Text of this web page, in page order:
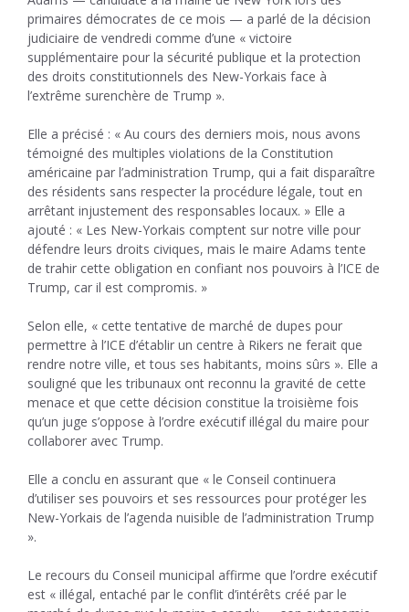
primaires démocrates de ce mois — a parlé de la décision
judiciaire de vendredi comme d’une « victoire
supplémentaire pour la sécurité publique et la protection
des droits constitutionnels des New-Yorkais face à
l’extrême surenchère de Trump ».
Elle a précisé : « Au cours des derniers mois, nous avons
témoigné des multiples violations de la Constitution
américaine par l’administration Trump, qui a fait disparaître
des résidents sans respecter la procédure légale, tout en
arrêtant injustement des responsables locaux. » Elle a
ajouté : « Les New-Yorkais comptent sur notre ville pour
défendre leurs droits civiques, mais le maire Adams tente
de trahir cette obligation en confiant nos pouvoirs à l’ICE de
Trump, car il est compromis. »
Selon elle, « cette tentative de marché de dupes pour
permettre à l’ICE d’établir un centre à Rikers ne ferait que
rendre notre ville, et tous ses habitants, moins sûrs ». Elle a
souligné que les tribunaux ont reconnu la gravité de cette
menace et que cette décision constitue la troisième fois
qu’un juge s’oppose à l’ordre exécutif illégal du maire pour
collaborer avec Trump.
Elle a conclu en assurant que « le Conseil continuera
d’utiliser ses pouvoirs et ses ressources pour protéger les
New-Yorkais de l’agenda nuisible de l’administration Trump
».
Le recours du Conseil municipal affirme que l’ordre exécutif
est « illégal, entaché par le conflit d’intérêts créé par le